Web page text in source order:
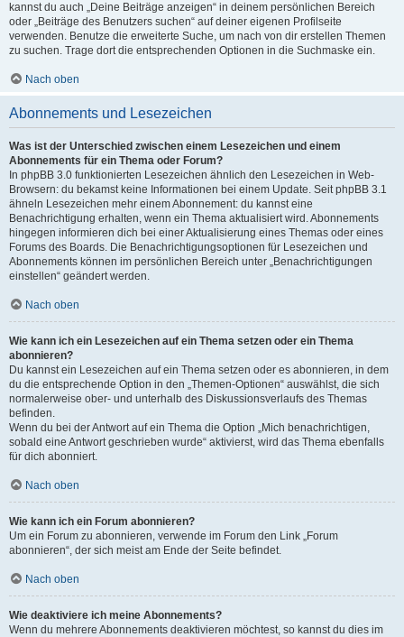
kannst du auch „Deine Beiträge anzeigen“ in deinem persönlichen Bereich
oder „Beiträge des Benutzers suchen“ auf deiner eigenen Profilseite
verwenden. Benutze die erweiterte Suche, um nach von dir erstellen Themen
zu suchen. Trage dort die entsprechenden Optionen in die Suchmaske ein.
Nach oben
Abonnements und Lesezeichen
Was ist der Unterschied zwischen einem Lesezeichen und einem
Abonnements für ein Thema oder Forum?
In phpBB 3.0 funktionierten Lesezeichen ähnlich den Lesezeichen in Web-
Browsern: du bekamst keine Informationen bei einem Update. Seit phpBB 3.1
ähneln Lesezeichen mehr einem Abonnement: du kannst eine
Benachrichtigung erhalten, wenn ein Thema aktualisiert wird. Abonnements
hingegen informieren dich bei einer Aktualisierung eines Themas oder eines
Forums des Boards. Die Benachrichtigungsoptionen für Lesezeichen und
Abonnements können im persönlichen Bereich unter „Benachrichtigungen
einstellen“ geändert werden.
Nach oben
Wie kann ich ein Lesezeichen auf ein Thema setzen oder ein Thema
abonnieren?
Du kannst ein Lesezeichen auf ein Thema setzen oder es abonnieren, in dem
du die entsprechende Option in den „Themen-Optionen“ auswählst, die sich
normalerweise ober- und unterhalb des Diskussionsverlaufs des Themas
befinden.
Wenn du bei der Antwort auf ein Thema die Option „Mich benachrichtigen,
sobald eine Antwort geschrieben wurde“ aktivierst, wird das Thema ebenfalls
für dich abonniert.
Nach oben
Wie kann ich ein Forum abonnieren?
Um ein Forum zu abonnieren, verwende im Forum den Link „Forum
abonnieren“, der sich meist am Ende der Seite befindet.
Nach oben
Wie deaktiviere ich meine Abonnements?
Wenn du mehrere Abonnements deaktivieren möchtest, so kannst du dies im